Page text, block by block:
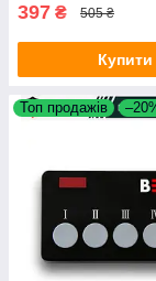
397 ₴ 505 ₴
Купити
Топ продажів